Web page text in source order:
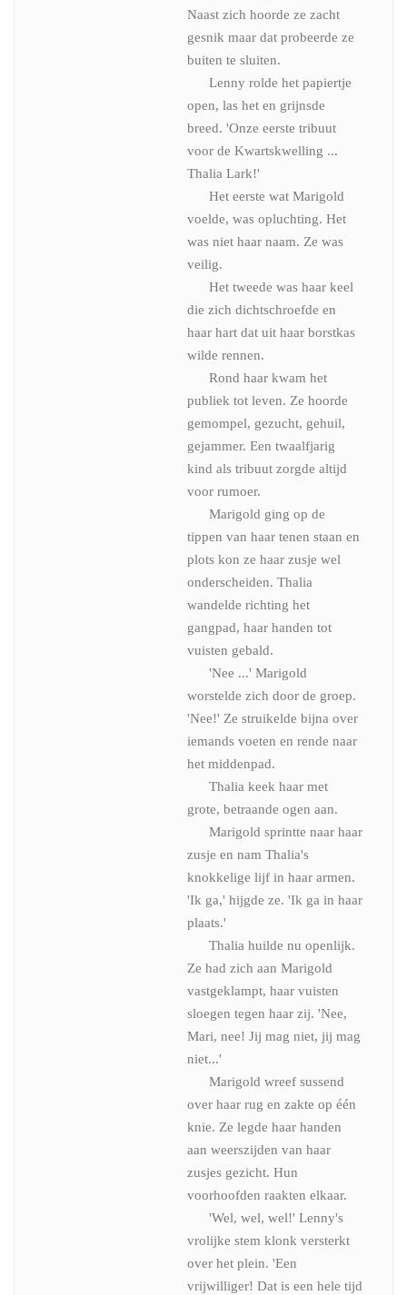
Naast zich hoorde ze zacht
gesnik maar dat probeerde ze
buiten te sluiten.
Lenny rolde het papiertje
open, las het en grijnsde
breed. 'Onze eerste tribuut
voor de Kwartskwelling ...
Thalia Lark!'
Het eerste wat Marigold
voelde, was opluchting. Het
was niet haar naam. Ze was
veilig.
Het tweede was haar keel
die zich dichtschroefde en
haar hart dat uit haar borstkas
wilde rennen.
Rond haar kwam het
publiek tot leven. Ze hoorde
gemompel, gezucht, gehuil,
gejammer. Een twaalfjarig
kind als tribuut zorgde altijd
voor rumoer.
Marigold ging op de
tippen van haar tenen staan en
plots kon ze haar zusje wel
onderscheiden. Thalia
wandelde richting het
gangpad, haar handen tot
vuisten gebald.
'Nee ...' Marigold
worstelde zich door de groep.
'Nee!' Ze struikelde bijna over
iemands voeten en rende naar
het middenpad.
Thalia keek haar met
grote, betraande ogen aan.
Marigold sprintte naar haar
zusje en nam Thalia's
knokkelige lijf in haar armen.
'Ik ga,' hijgde ze. 'Ik ga in haar
plaats.'
Thalia huilde nu openlijk.
Ze had zich aan Marigold
vastgeklampt, haar vuisten
sloegen tegen haar zij. 'Nee,
Mari, nee! Jij mag niet, jij mag
niet...'
Marigold wreef sussend
over haar rug en zakte op één
knie. Ze legde haar handen
aan weerszijden van haar
zusjes gezicht. Hun
voorhoofden raakten elkaar.
'Wel, wel, wel!' Lenny's
vrolijke stem klonk versterkt
over het plein. 'Een
vrijwilliger! Dat is een hele tijd